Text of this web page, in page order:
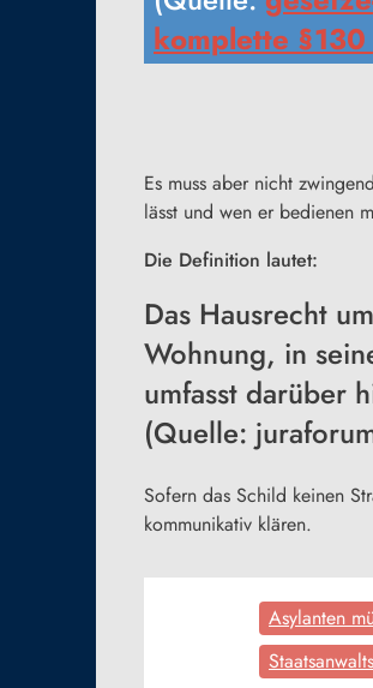
komplette §130
Es muss aber nicht
lässt und wen er bedienen
Die Definition lautet:
Das Hausrecht
Wohnung, in
umfasst darüber
(Quelle:
Sofern das Schild keinen
kommunikativ klären.
Asylanten